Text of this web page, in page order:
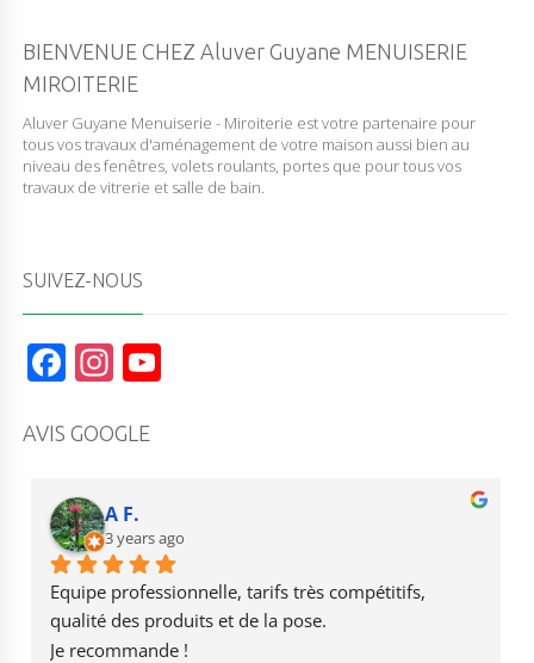
BIENVENUE CHEZ Aluver Guyane MENUISERIE
MIROITERIE
Aluver Guyane Menuiserie - Miroiterie est votre partenaire pour
tous vos travaux d'aménagement de votre maison aussi bien au
niveau des fenêtres, volets roulants, portes que pour tous vos
travaux de vitrerie et salle de bain.
SUIVEZ-NOUS
F
a
c
b
o
o
k
In
st
a
r
a
m
b
e
AVIS GOOGLE
A F.
3 years ago
Equipe professionnelle, tarifs très compétitifs,
qualité des produits et de la pose.
Je recommande !